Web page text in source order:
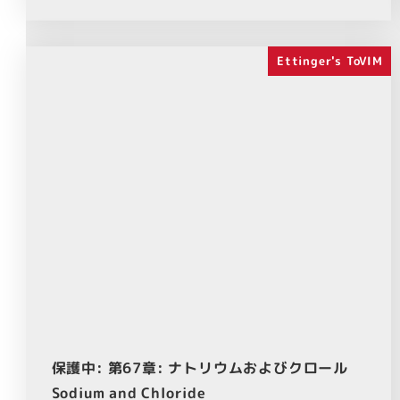
Ettinger's ToVIM
保護中: 第67章: ナトリウムおよびクロール
Sodium and Chloride